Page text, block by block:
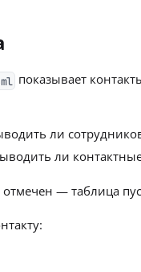
показывает
ли
ли
— таблица